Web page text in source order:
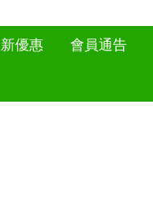
優惠 會員通告